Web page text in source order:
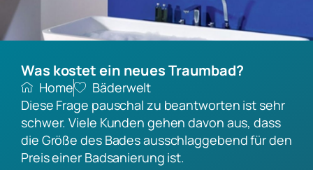
Was kostet ein neues Traumbad?
Home
Bäderwelt
Diese Frage pauschal zu beantworten ist sehr
schwer. Viele Kunden gehen davon aus, dass
die Größe des Bades ausschlaggebend für den
Preis einer Badsanierung ist.